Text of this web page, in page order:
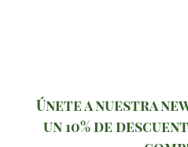
Únete a nuestra
un 10% de